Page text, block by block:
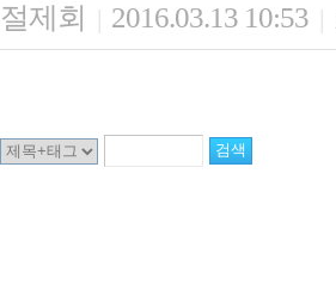
절제회 | 2016.03.13 10:53 |